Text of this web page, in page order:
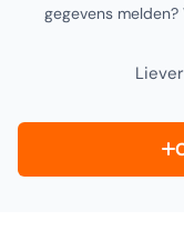
gegevens